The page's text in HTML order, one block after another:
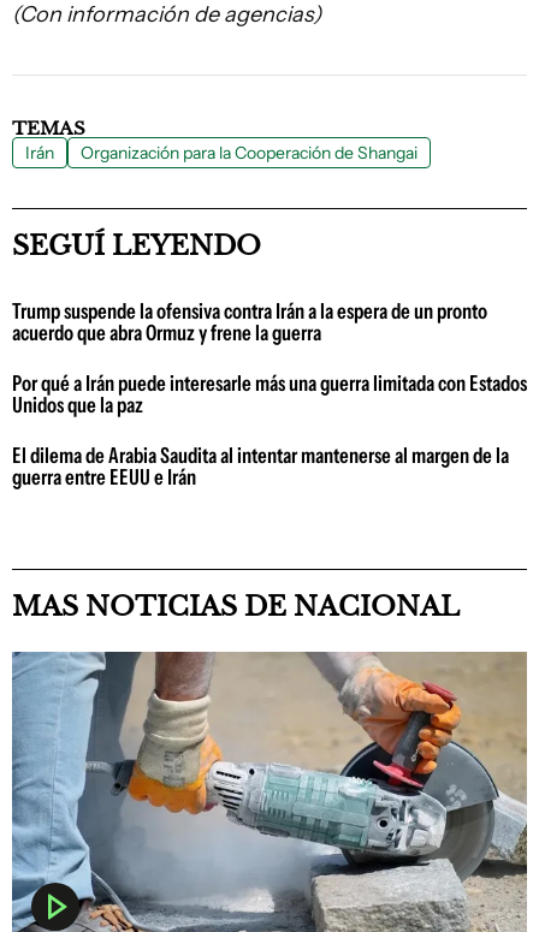
(Con información de agencias)
TEMAS
Irán Organización para la Cooperación de Shangai
SEGUÍ LEYENDO
Trump suspende la ofensiva contra Irán a la espera de un pronto
acuerdo que abra Ormuz y frene la guerra
Por qué a Irán puede interesarle más una guerra limitada con Estados
Unidos que la paz
El dilema de Arabia Saudita al intentar mantenerse al margen de la
guerra entre EEUU e Irán
MAS NOTICIAS DE NACIONAL